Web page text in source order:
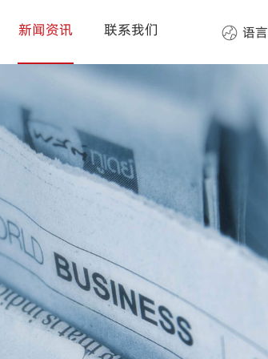
新闻资讯 联系我们 语言